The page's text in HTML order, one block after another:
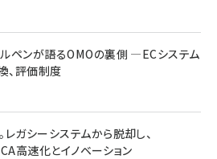
ペンが語るOMOの裏側 ―ECシステム
、評価制度
ガシーシステムから脱却し、
高速化とイノベーション